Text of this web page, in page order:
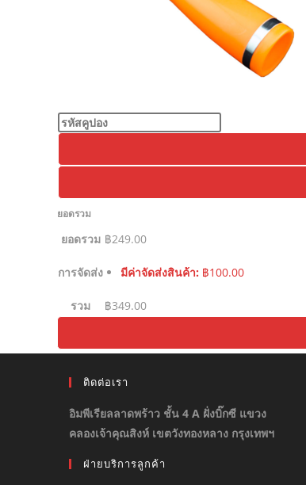
ยอดรวม
ยอดรวม ฿249.00
การจัดส่ง มีค่าจัดส่งสินค้า: ฿100.00
รวม ฿349.00
ติดต่อเรา
อิมพีเรียลลาดพร้าว ชั้น 4 A ฝั่งบิ๊กซี แขวง
คลองเจ้าคุณสิงห์ เขตวังทองหลาง กรุงเทพฯ
ฝ่ายบริการลูกค้า